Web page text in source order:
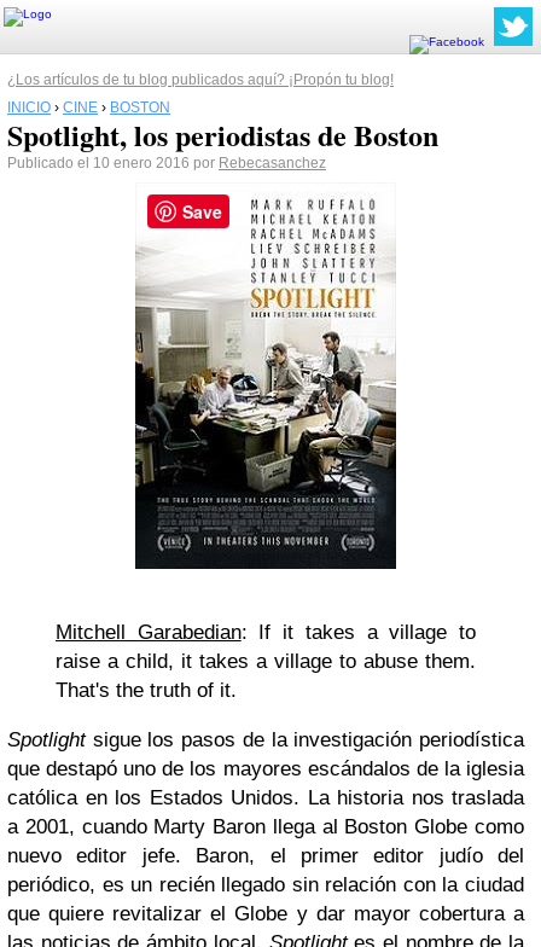
¿Los artículos de tu blog publicados aquí? ¡Propón tu blog!
INICIO › CINE › BOSTON
Spotlight, los periodistas de Boston
Publicado el 10 enero 2016 por Rebecasanchez
Mitchell Garabedian: If it takes a village to
raise a child, it takes a village to abuse them.
That's the truth of it.
Spotlightsigue los pasos de la investigación periodística
que destapó uno de los mayores escándalos de la iglesia
católica en los Estados Unidos. La historia nos traslada
a 2001, cuando Marty Baron llega al Boston Globe como
nuevo editor jefe. Baron, el primer editor judío del
periódico, es un recién llegado sin relación con la ciudad
que quiere revitalizar el Globe y dar mayor cobertura a
Save